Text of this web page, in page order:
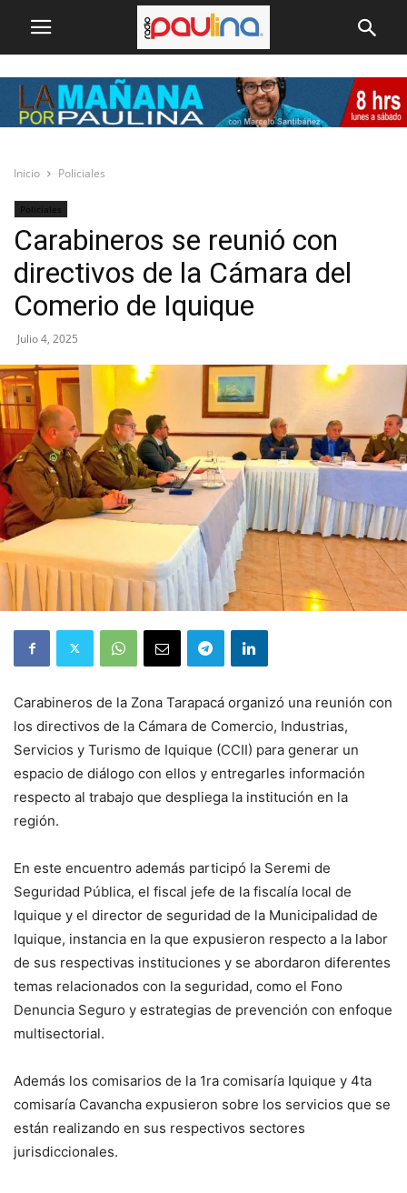
Inicio Policiales
Policiales
Carabineros se reunió con
directivos de la Cámara del
Comerio de Iquique
Julio 4, 2025
Carabineros de la Zona Tarapacá organizó una reunión con
los directivos de la Cámara de Comercio, Industrias,
Servicios y Turismo de Iquique (CCII) para generar un
espacio de diálogo con ellos y entregarles información
respecto al trabajo que despliega la institución en la
región.
En este encuentro además participó la Seremi de
Seguridad Pública, el fiscal jefe de la fiscalía local de
Iquique y el director de seguridad de la Municipalidad de
Iquique, instancia en la que expusieron respecto a la labor
de sus respectivas instituciones y se abordaron diferentes
temas relacionados con la seguridad, como el Fono
Denuncia Seguro y estrategias de prevención con enfoque
multisectorial.
Además los comisarios de la 1ra comisaría Iquique y 4ta
comisaría Cavancha expusieron sobre los servicios que se
están realizando en sus respectivos sectores
jurisdiccionales.